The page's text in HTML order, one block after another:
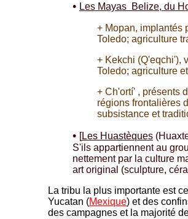
• Les Mayas Belize, du
+ Mopan, implantés
Toledo; agriculture
+ Kekchi (Q'eqchi'),
Toledo; agriculture
+ Ch'ortí' , présents
régions frontalières
subsistance et
• [Les Huastèques
S'ils appartiennent au
nettement par la culture
art original (sculpture,
La tribu la plus importante est
Yucatan (Mexique) et des
des campagnes et la majorité